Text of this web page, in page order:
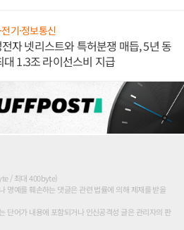
전기·정보통신
자 넷리스트와 특허분쟁 매듭, 5년 동
대 1.3조 라이선스비 지급
/ 최대 400byte)
명예를 훼손하는 댓글은 관련 법률에 의해 제재를 받을
단어가 내용에 포함되거나 인신공격성 글은 관리자의 판